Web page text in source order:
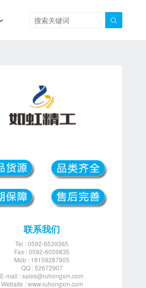

联系我们
Tel : 0592-6539365
Fax : 0592-6059835
Mob : 18159287905
QQ : 52672907
E-mail :sales@ruhongxm.com
Website : www.ruhongxm.com